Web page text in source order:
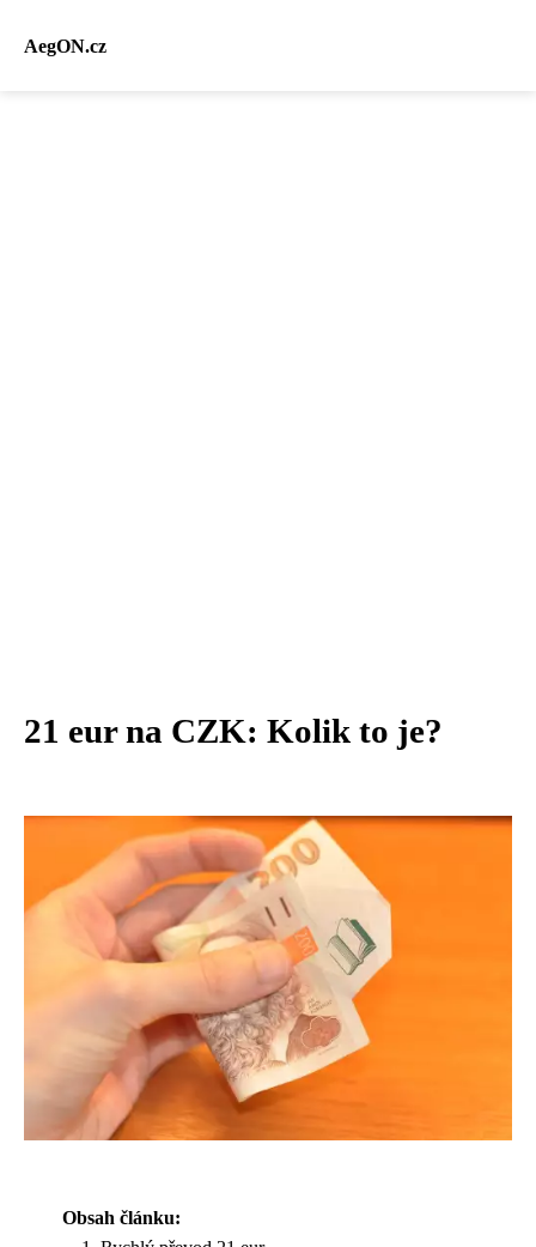
AegON.cz
21 eur na CZK: Kolik to je?
Obsah článku: